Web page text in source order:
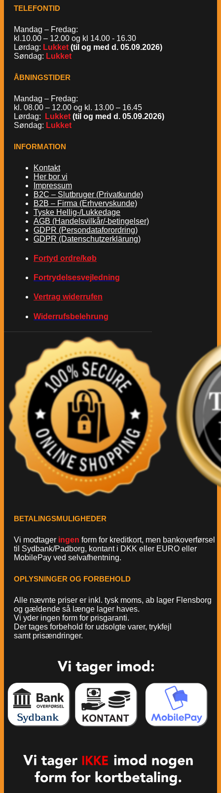
TELEFONTID
Mandag – Fredag:
kl.10.00 – 12.00 og kl 14.00 - 16.30
Lørdag: Lukket (til og med d. 05.09.2026)
Søndag: Lukket
ÅBNINGSTIDER
Mandag – Fredag:
kl. 08.00 – 12.00 og kl. 13.00 – 16.45
Lørdag:
Lukket (til og med d. 05.09.2026)
Søndag: Lukket
INFORMATION
Kontakt
Her bor vi
Impressum
B2C – Slutbruger (Privatkunde)
B2B – Firma (Erhvervskunde)
Tyske Hellig-/Lukkedage
AGB (Handelsvilkår/-betingelser)
GDPR (Persondataforordring)
GDPR (Datenschutzerklärung)
Fortyd ordre/køb
Fortrydelsesvejledning
Vertrag widerrufen
Widerrufsbelehrung
BETALINGSMULIGHEDER
Vi modtager ingen form for kreditkort, men bankoverførsel
til Sydbank/Padborg, kontant i DKK eller EURO eller
MobilePay ved selvafhentning.
OPLYSNINGER OG FORBEHOLD
Alle nævnte priser er inkl. tysk moms, ab lager Flensborg
og gældende så længe lager haves.
Vi yder ingen form for prisgaranti.
Der tages forbehold for udsolgte varer, trykfejl
samt prisændringer.